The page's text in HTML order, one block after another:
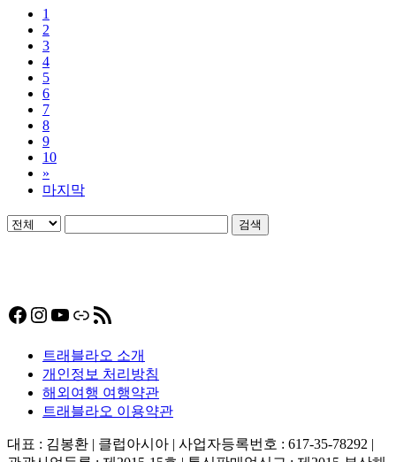
1
2
3
4
5
6
7
8
9
10
»
마지막
Facebook
Instagram
YouTube
링크RSS 피드
트래블라오 소개
개인정보 처리방침
해외여행 여행약관
트래블라오 이용약관